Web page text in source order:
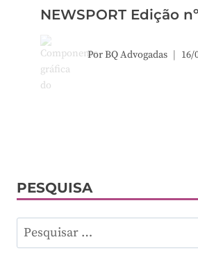
NEWSPORT Edição
PorBQ Advogadas 16/
PESQUISA
Pesquisar
por: